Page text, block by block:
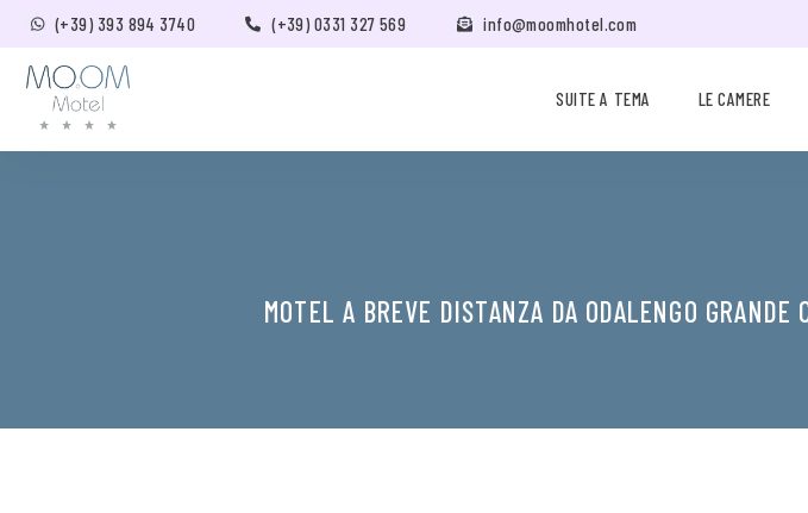
(+39) 393 894 3740 (+39) 0331 327 569 info@moomhotel.com
SUITE A TEMA LE CAMERE
MOTEL A BREVE DISTANZA DA ODALENGO GRANDE